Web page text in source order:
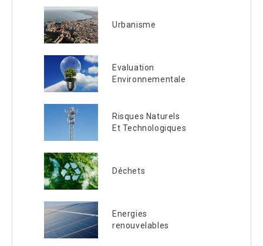
Urbanisme
Evaluation
Environnementale
Risques Naturels
Et Technologiques
Déchets
Energies
renouvelables